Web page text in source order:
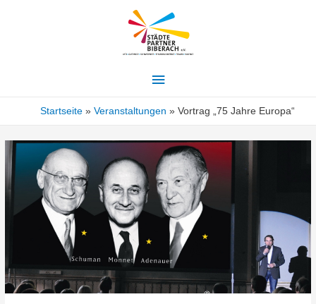
Hauptmenü
Startseite Veranstaltungen Vortrag „75 Jahre Europa“